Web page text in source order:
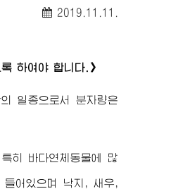
2019.11.11.
하여야 합니다.》
일종으로서 분자량은
히 바다연체동물에 많
어있으며 낙지, 새우,